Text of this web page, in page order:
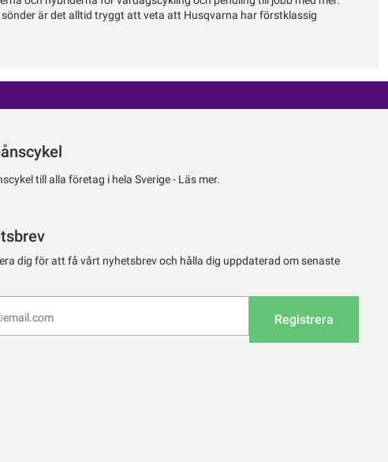
är det alltid tryggt att veta att Husqvarna har förstklassig
till alla företag i hela Sverige - Läs mer.
dig för att få vårt nyhetsbrev och hålla dig uppdaterad om senaste
Registrera